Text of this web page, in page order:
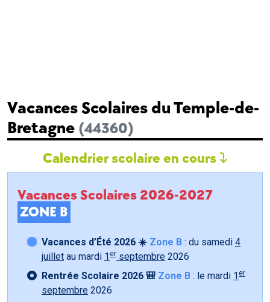
Vacances Scolaires du Temple-de-
Bretagne (44360)
Calendrier scolaire en cours
Vacances Scolaires 2026-2027
ZONE B
Vacances d’Été 2026 ☀️ Zone B : du samedi 4
juillet au mardi 1 er septembre 2026
Rentrée Scolaire 2026 🎒 Zone B : le mardi 1 er
septembre 2026